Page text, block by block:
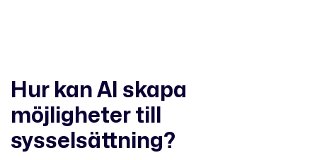
Hur kan AI skapa
möjligheter till
sysselsättning?